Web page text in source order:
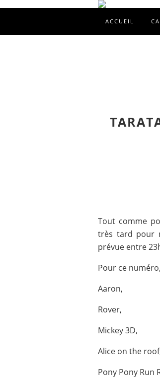
ACCUEIL
Tout comme
très tard pour
prévue entre
Pour ce
Aaron,
Rover,
Mickey 3D,
Alice on the
Pony Pony Run